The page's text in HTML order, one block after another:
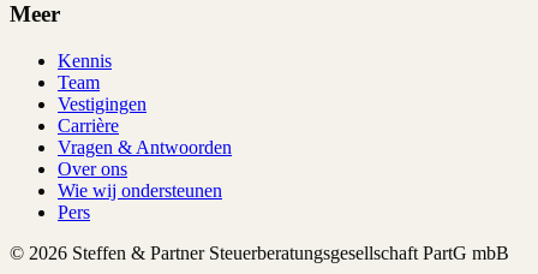
Meer
Kennis
Team
Vestigingen
Carrière
Vragen & Antwoorden
Over ons
Wie wij ondersteunen
Pers
© 2026 Steffen & Partner Steuerberatungsgesellschaft PartG mbB